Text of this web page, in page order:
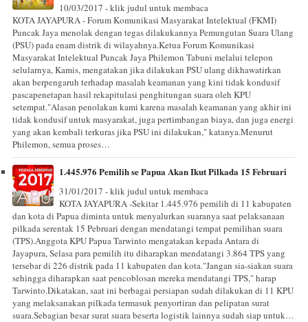
10/03/2017 - klik judul untuk membaca
KOTA JAYAPURA - Forum Komunikasi Masyarakat Intelektual (FKMI)
Puncak Jaya menolak dengan tegas dilakukannya Pemungutan Suara Ulang
(PSU) pada enam distrik di wilayahnya.Ketua Forum Komunikasi
Masyarakat Intelektual Puncak Jaya Philemon Tabuni melalui telepon
selularnya, Kamis, mengatakan jika dilakukan PSU ulang dikhawatirkan
akan berpengaruh terhadap masalah keamanan yang kini tidak kondusif
pascapenetapan hasil rekapitulasi penghitungan suara oleh KPU
setempat."Alasan penolakan kami karena masalah keamanan yang akhir ini
tidak kondusif untuk masyarakat, juga pertimbangan biaya, dan juga energi
yang akan kembali terkuras jika PSU ini dilakukan," katanya.Menurut
Philemon, semua proses…
1.445.976 Pemilih se Papua Akan Ikut Pilkada 15 Februari
31/01/2017 - klik judul untuk membaca
KOTA JAYAPURA -Sekitar 1.445.976 pemilih di 11 kabupaten
dan kota di Papua diminta untuk menyalurkan suaranya saat pelaksanaan
pilkada serentak 15 Pebruari dengan mendatangi tempat pemilihan suara
(TPS).Anggota KPU Papua Tarwinto mengatakan kepada Antara di
Jayapura, Selasa para pemilih itu diharapkan mendatangi 3.864 TPS yang
tersebar di 226 distrik pada 11 kabupaten dan kota."Jangan sia-siakan suara
sehingga diharapkan saat pencoblosan mereka mendatangi TPS," harap
Tarwinto.Dikatakan, saat ini berbagai persiapan sudah dilakukan di 11 KPU
yang melaksanakan pilkada termasuk penyortiran dan pelipatan surat
suara.Sebagian besar surat suara beserta logistik lainnya sudah siap untuk…